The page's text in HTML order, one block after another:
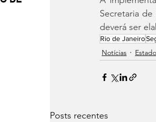
Secretaria
deverá ser
Rio de Janeiro
Notícias
Posts recentes